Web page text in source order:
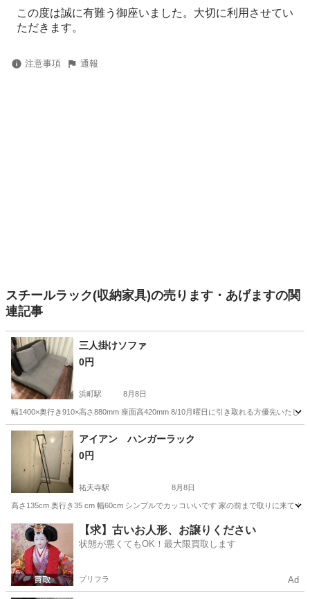
この度は誠に有難う御座いました。大切に利用させてい
ただきます。
注意事項 通報
スチールラック(収納家具)の売ります・あげますの関
連記事
三人掛けソファ
0円
浜町駅 8月8日
幅1400×奥行き910×高さ880mm 座面高420mm 8/10月曜日に引き取れる方優先いたし
東京 中央区 浜町駅 奥行き
アイアン ハンガーラック
0円
祐天寺駅 8月8日
高さ135cm 奥行き35 cm 幅60cm シンプルでカッコいいです 家の前まで取りに来てく
東京 世田谷区 祐天寺駅 収納家具
【求】古いお人形、お譲りください
状態が悪くてもOK！最大限買取します
プリフラ Ad